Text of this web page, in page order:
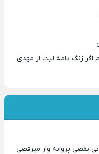
اگر زنگ دامه لیت از مهدی
نقصی پروانه وار میرقصی